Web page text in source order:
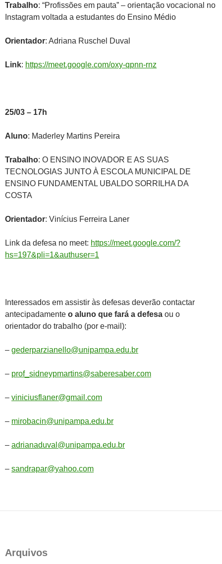
Trabalho: “Profissões em pauta” – orientação vocacional no
Instagram voltada a estudantes do Ensino Médio
Orientador: Adriana Ruschel Duval
Link: https://meet.google.com/oxy-qpnn-rnz
25/03 – 17h
Aluno: Maderley Martins Pereira
Trabalho: O ENSINO INOVADOR E AS SUAS
TECNOLOGIAS JUNTO À ESCOLA MUNICIPAL DE
ENSINO FUNDAMENTAL UBALDO SORRILHA DA
COSTA
Orientador: Vinícius Ferreira Laner
Link da defesa no meet: https://meet.google.com/?
hs=197&pli=1&authuser=1
Interessados em assistir às defesas deverão contactar
antecipadamente o aluno que fará a defesa ou o
orientador do trabalho (por e-mail):
– gederparzianello@unipampa.edu.br
– prof_sidneypmartins@saberesaber.com
– viniciusflaner@gmail.com
– mirobacin@unipampa.edu.br
– adrianaduval@unipampa.edu.br
– sandrapar@yahoo.com
Arquivos